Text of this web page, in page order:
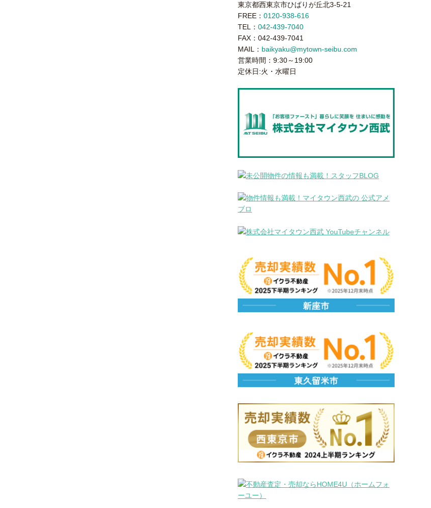
東京都西東京市ひばりが丘北3-5-21
FREE： 0120-938-616
TEL： 042-439-7040
FAX：042-439-7041
MAIL： baikyaku@mytown-seibu.com
営業時間：9:30～19:00
定休日:火・水曜日